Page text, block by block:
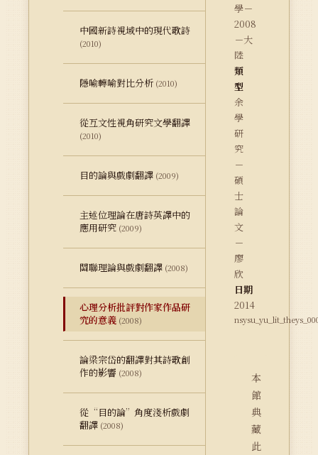
中國新詩視域中的現代歌詩
(2010)
隱喻轉喻對比分析 (2010)
從互文性視角研究文學翻譯
(2010)
目的論與戲劇翻譯 (2009)
主述位理論在唐詩英譯中的
應用研究 (2009)
關聯理論與戲劇翻譯 (2008)
心理分析批評對作家作品研
究的意義 (2008)
論梁宗岱的翻譯對其詩歌創
作的影響 (2008)
從“目的論”角度淺析戲劇
翻譯 (2008)
學－
2008
－大
陸
類
型
余
學
研
究
－
碩
士
論
文
－
廖
欣
日期
2014
本
館
典
藏
此